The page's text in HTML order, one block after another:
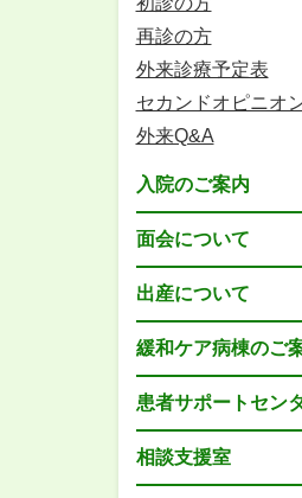
再診の方
外来診療予定表
セカンドオピニオ
外来Q&A
入院のご案内
面会について
出産について
緩和ケア病棟のご
患者サポートセン
相談支援室